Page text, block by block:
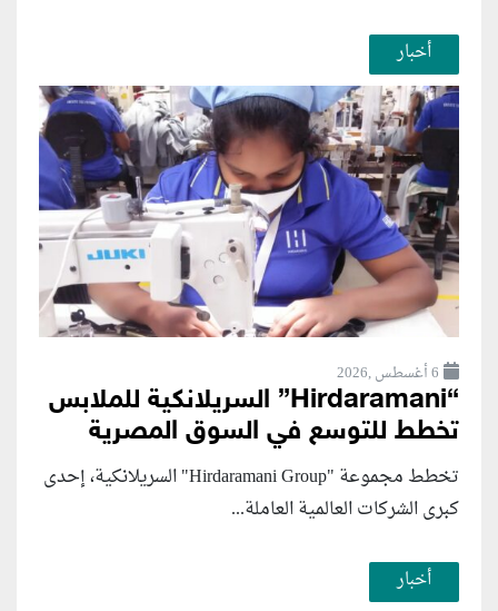
أخبار
6 أغسطس ,2026
“Hirdaramani” السريلانكية للملابس
تخطط للتوسع في السوق المصرية
تخطط مجموعة "Hirdaramani Group" السريلانكية، إحدى
كبرى الشركات العالمية العاملة...
أخبار